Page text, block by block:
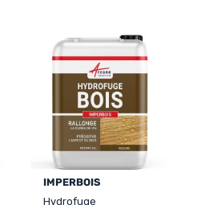
IMPERBOIS
Hydrofuge